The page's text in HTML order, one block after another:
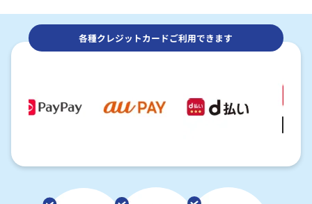
各種クレジットカードご利用できます